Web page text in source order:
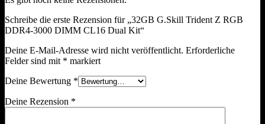
Schreibe die erste Rezension für „32GB G.Skill Trident Z RGB
DDR4-3000 DIMM CL16 Dual Kit“
Deine E-Mail-Adresse wird nicht veröffentlicht. Erforderliche
Felder sind mit * markiert
Deine Bewertung *
Deine Rezension *